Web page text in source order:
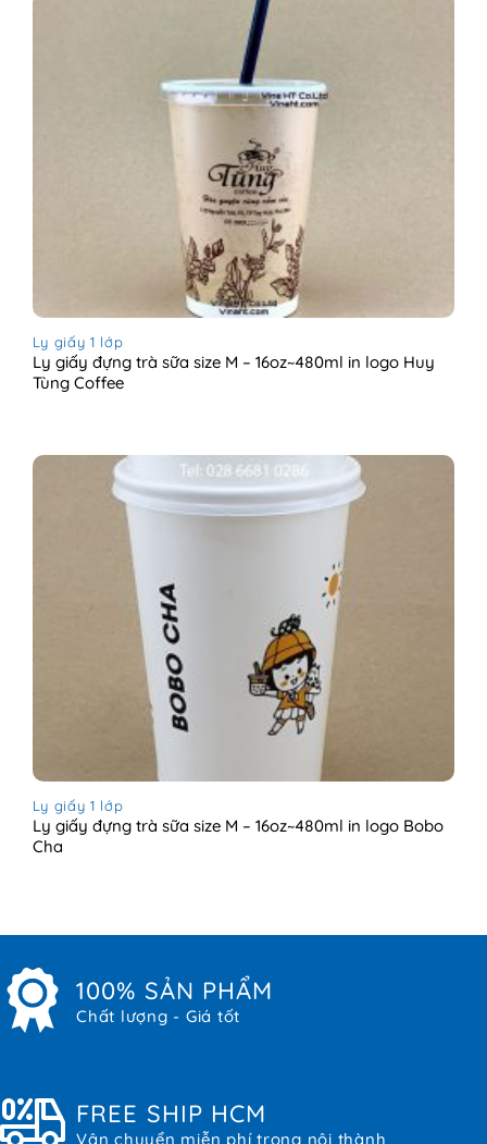
Ly giấy 1 lớp
Ly giấy đựng trà sữa size M – 16oz~480ml in logo Huy
Tùng Coffee
Ly giấy 1 lớp
Ly giấy đựng trà sữa size M – 16oz~480ml in logo Bobo
Cha
100% SẢN PHẨM
Chất lượng - Giá tốt
FREE SHIP HCM
Vận chuyển miễn phí trong nội thành